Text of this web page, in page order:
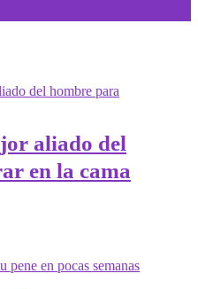
aliado del
en la cama